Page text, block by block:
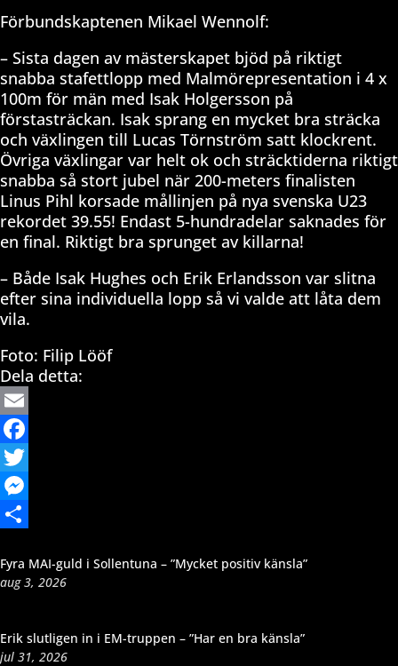
Förbundskaptenen Mikael Wennolf:
– Sista dagen av mästerskapet bjöd på riktigt
snabba stafettlopp med Malmörepresentation i 4 x
100m för män med Isak Holgersson på
förstasträckan. Isak sprang en mycket bra sträcka
och växlingen till Lucas Törnström satt klockrent.
Övriga växlingar var helt ok och sträcktiderna riktigt
snabba så stort jubel när 200-meters finalisten
Linus Pihl korsade mållinjen på nya svenska U23
rekordet 39.55! Endast 5-hundradelar saknades för
en final. Riktigt bra sprunget av killarna!
– Både Isak Hughes och Erik Erlandsson var slitna
efter sina individuella lopp så vi valde att låta dem
vila.
Foto: Filip Lööf
Dela detta:
Email
Facebook
Twitter
Messenger
Fyra MAI-guld i Sollentuna – ”Mycket positiv känsla”
aug 3, 2026
Erik slutligen in i EM-truppen – ”Har en bra känsla”
jul 31, 2026